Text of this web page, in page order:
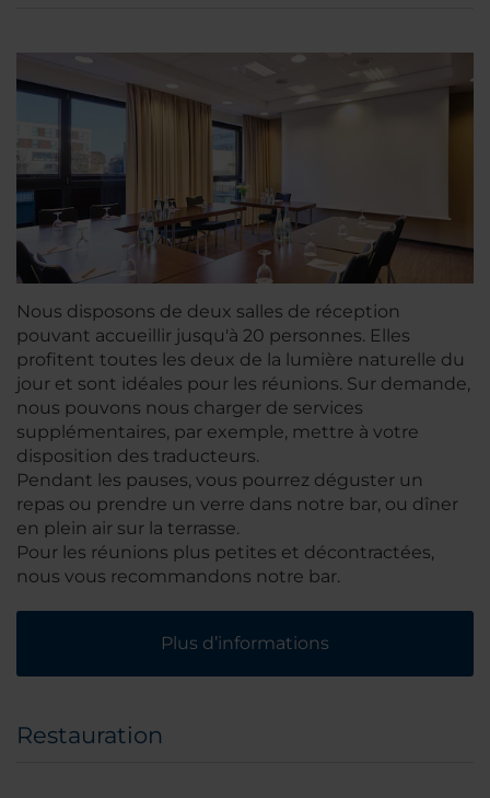
Nous disposons de deux salles de réception
pouvant accueillir jusqu'à 20 personnes. Elles
profitent toutes les deux de la lumière naturelle du
jour et sont idéales pour les réunions. Sur demande,
nous pouvons nous charger de services
supplémentaires, par exemple, mettre à votre
disposition des traducteurs.
Pendant les pauses, vous pourrez déguster un
repas ou prendre un verre dans notre bar, ou dîner
en plein air sur la terrasse.
Pour les réunions plus petites et décontractées,
nous vous recommandons notre bar.
Plus d’informations
Restauration